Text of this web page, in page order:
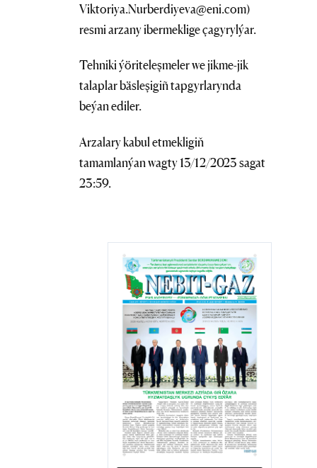
Viktoriya.Nurberdiyeva@eni.com)
resmi arzany ibermeklige çagyrylýar.
Tehniki ýöriteleşmeler we jikme-jik
talaplar bäsleşigiñ tapgyrlarynda
beýan ediler.
Arzalary kabul etmekligiň
tamamlanýan wagty 13/12/2023 sagat
23:59.